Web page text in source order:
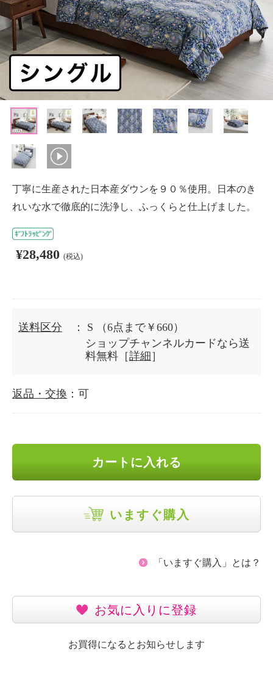
丁寧に生産された日本産ダウンを９０％使用。日本のき
れいな水で徹底的に洗浄し、ふっくらと仕上げました。
¥28,480 (税込)
送料区分 ： S
（6点まで￥660）
ショップチャンネルカードなら送
料無料［詳細 ］
返品・交換 ：可
カートに入れる
いますぐ購入
「いますぐ購入」とは？
お気に入りに登録
お買得になるとお知らせします